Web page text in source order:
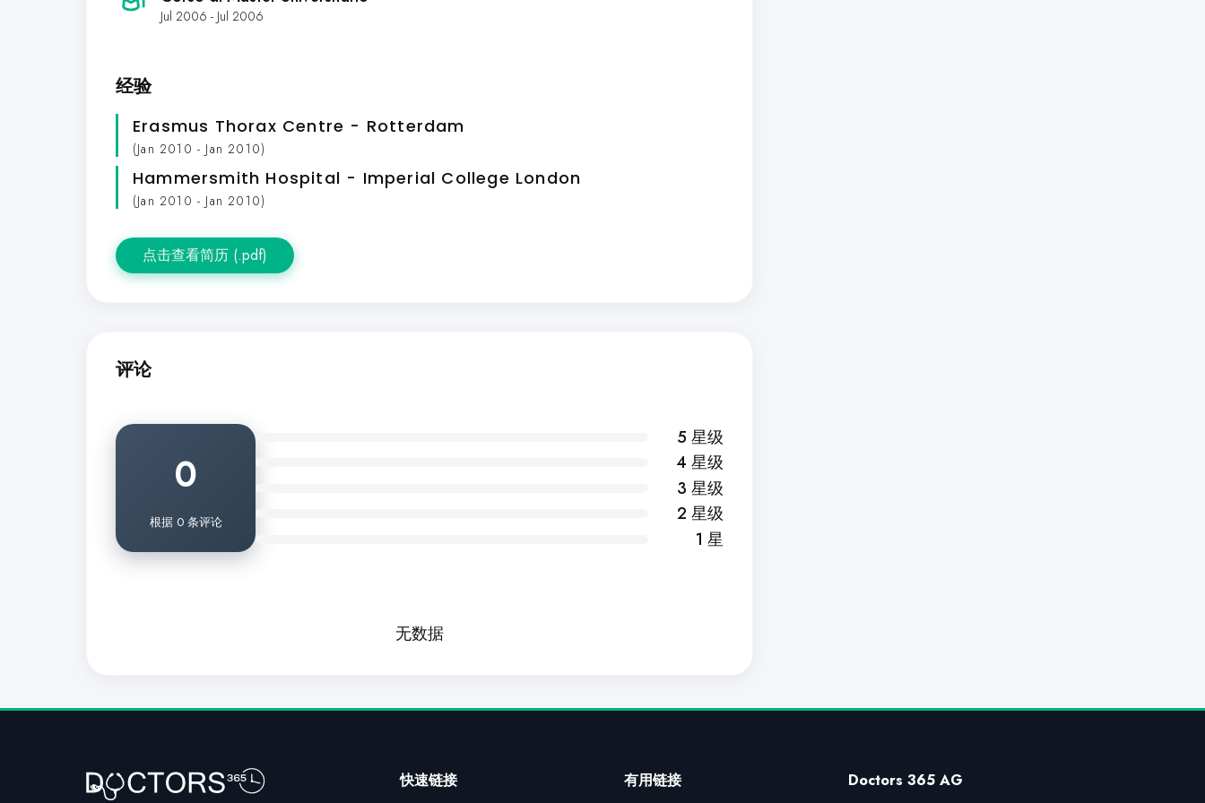
Jul 2006 - Jul 2006
经验
Erasmus Thorax Centre - Rotterdam
(Jan 2010 - Jan 2010)
Hammersmith Hospital - Imperial College London
(Jan 2010 - Jan 2010)
点击查看简历 (.pdf)
评论
0
根据 0 条评论
5 星级
4 星级
3 星级
2 星级
1 星
无数据
快速链接 有用链接 Doctors 365 AG